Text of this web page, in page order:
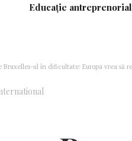
Educație
Bruxelles-ul în dificultate: Europa vrea să